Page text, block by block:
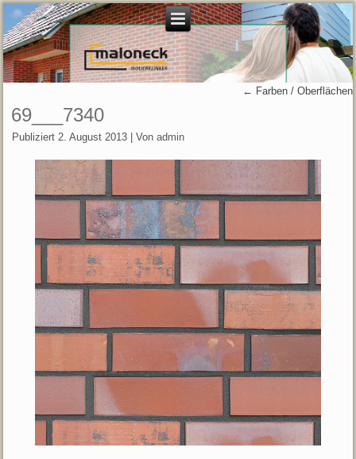
← Farben / Oberflächen
69___7340
Publiziert 2. August 2013 |Von admin